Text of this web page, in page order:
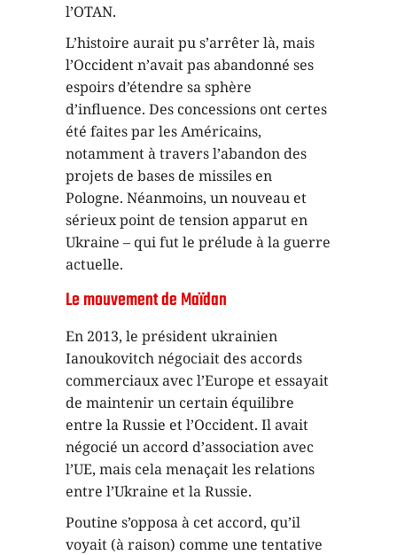
l’OTAN.
L’histoire aurait pu s’arrêter là, mais
l’Occident n’avait pas abandonné ses
espoirs d’étendre sa sphère
d’influence. Des concessions ont certes
été faites par les Américains,
notamment à travers l’abandon des
projets de bases de missiles en
Pologne. Néanmoins, un nouveau et
sérieux point de tension apparut en
Ukraine – qui fut le prélude à la guerre
actuelle.
Le mouvement de Maïdan
En 2013, le président ukrainien
Ianoukovitch négociait des accords
commerciaux avec l’Europe et essayait
de maintenir un certain équilibre
entre la Russie et l’Occident. Il avait
négocié un accord d’association avec
l’UE, mais cela menaçait les relations
entre l’Ukraine et la Russie.
Poutine s’opposa à cet accord, qu’il
voyait (à raison) comme une tentative